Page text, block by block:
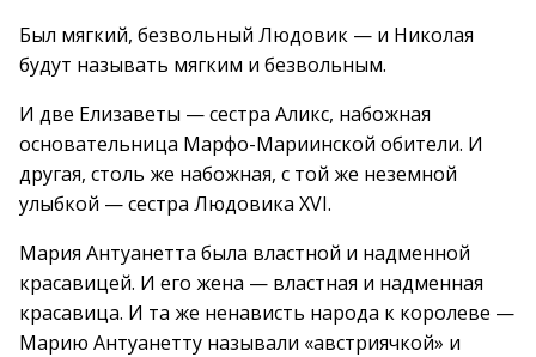
Был мягкий, безвольный Людовик — и Николая
будут называть мягким и безвольным.
И две Елизаветы — сестра Аликс, набожная
основательница Марфо-Мариинской обители. И
другая, столь же набожная, с той же неземной
улыбкой — сестра Людовика XVI.
Мария Антуанетта была властной и надменной
красавицей. И его жена — властная и надменная
красавица. И та же ненависть народа к королеве —
Марию Антуанетту называли «австриячкой» и